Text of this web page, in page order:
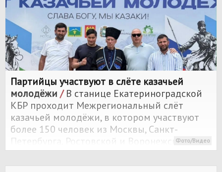
Партийцы участвуют в слёте казачьей
молодёжи /В станице Екатериноградской
КБР проходит Межрегиональный слёт
казачьей молодёжи, в котором участвуют
более 150 человек из Москвы, Санкт-
Петербурга, Ростовской и Воронежской
областей, Краснодарского и
Ставропольского краёв, Северной Осетии-
Фото/Видео